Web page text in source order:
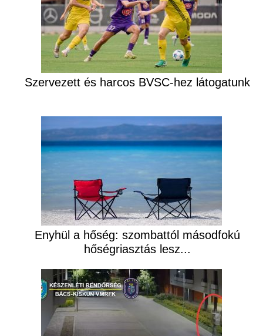
Szervezett és harcos BVSC-hez látogatunk
Enyhül a hőség: szombattól másodfokú
hőségriasztás lesz...